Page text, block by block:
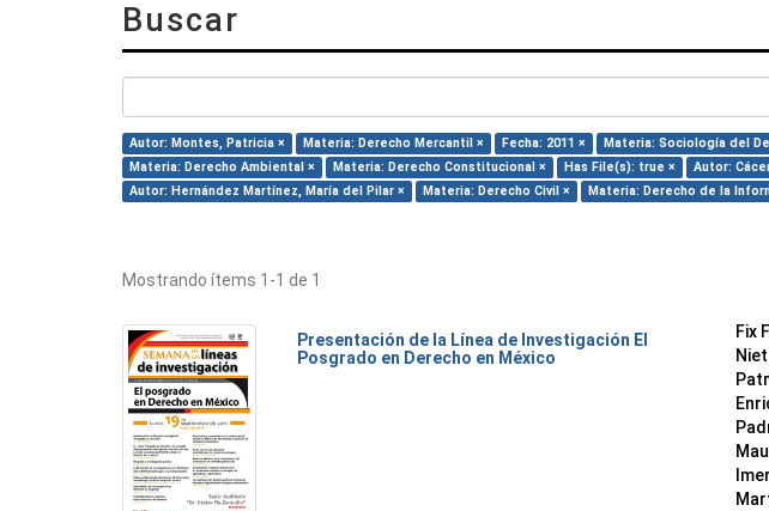
Buscar
Autor: Montes, Patricia × Materia: Derecho Mercantil × Fecha: 2011 × Materia: Sociología del
Materia: Derecho Ambiental ×
Materia: Derecho Constitucional × Has File(s): true ×
Autor:
Autor: Hernández Martínez, María del Pilar ×
Materia: Derecho Civil × Materia: Derecho de la
Mostrando ítems 1-1 de 1
Presentación de la Línea de Investigación El
Posgrado en Derecho en México
Fix